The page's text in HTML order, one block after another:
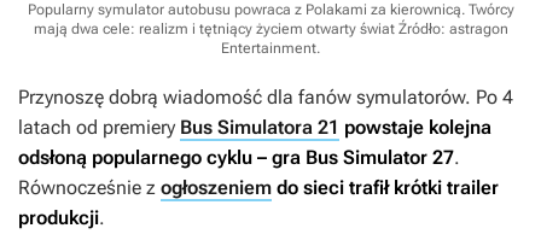
Popularny symulator autobusu powraca z Polakami za kierownicą. Twórcy
mają dwa cele: realizm i tętniący życiem otwarty świat Źródło: astragon
Entertainment.
Przynoszę dobrą wiadomość dla fanów symulatorów. Po 4
latach od premiery Bus Simulatora 21 powstaje kolejna
odsłoną popularnego cyklu – gra Bus Simulator 27.
Równocześnie z ogłoszeniem do sieci trafił krótki trailer
produkcji.